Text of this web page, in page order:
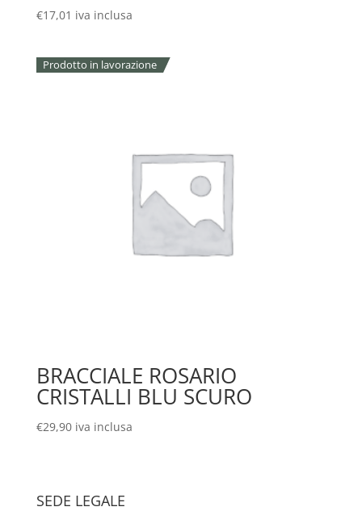
€17,01 iva inclusa
Prodotto in lavorazione
BRACCIALE ROSARIO
CRISTALLI BLU SCURO
€29,90 iva inclusa
SEDE LEGALE